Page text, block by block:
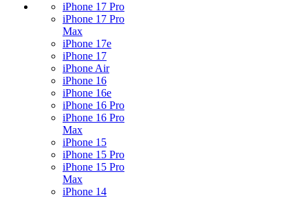
iPhone 17 Pro
iPhone 17 Pro
Max
iPhone 17e
iPhone 17
iPhone Air
iPhone 16
iPhone 16e
iPhone 16 Pro
iPhone 16 Pro
Max
iPhone 15
iPhone 15 Pro
iPhone 15 Pro
Max
iPhone 14